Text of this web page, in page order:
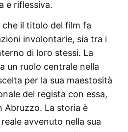
e riflessiva.
il titolo del film fa
involontarie, sia tra i
di loro stessi. La
un ruolo centrale nella
per la sua maestosità
del regista con essa,
Abruzzo. La storia è
avvenuto nella sua